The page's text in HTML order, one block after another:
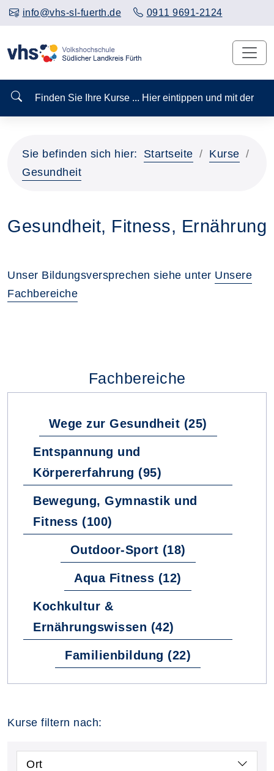
info@vhs-sl-fuerth.de 0911 9691-2124
Finden Sie Ihre Kurse ... Hier eintippen und mit
Sie befinden sich hier: Startseite
Kurse
Gesundheit
Gesundheit, Fitness, Ernährung
Unser Bildungsversprechen siehe unter Unsere
Fachbereiche
Fachbereiche
Wege zur Gesundheit (25)
Entspannung und
Körpererfahrung (95)
Bewegung, Gymnastik und
Fitness (100)
Outdoor-Sport (18)
Aqua Fitness (12)
Kochkultur &
Ernährungswissen (42)
Familienbildung (22)
Kurse filtern nach:
Ort